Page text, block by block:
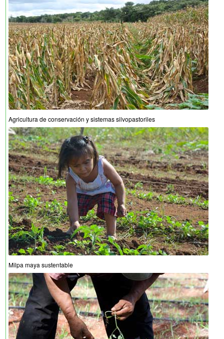
Agricultura de conservación y sistemas silvopastoriles
Milpa maya sustentable